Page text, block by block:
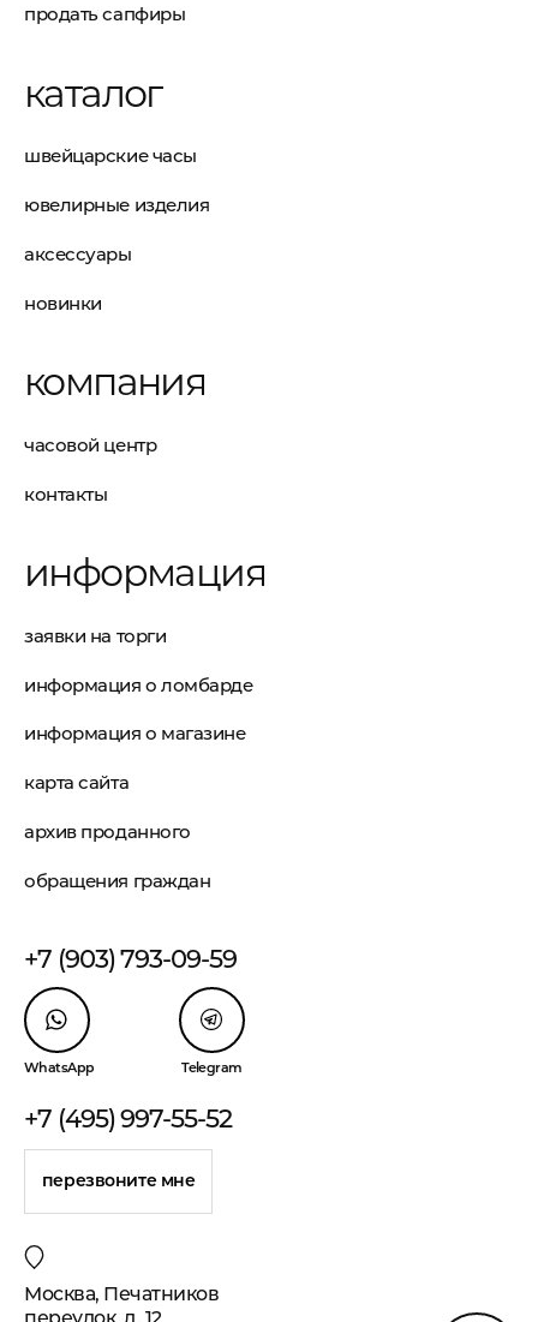
продать сапфиры
каталог
швейцарские часы
ювелирные изделия
аксессуары
новинки
компания
часовой центр
контакты
информация
заявки на торги
информация о ломбарде
информация о магазине
карта сайта
архив проданного
обращения граждан
+7 (903) 793-09-59
WhatsApp Telegram
+7 (495) 997-55-52
перезвоните мне
Москва, Печатников